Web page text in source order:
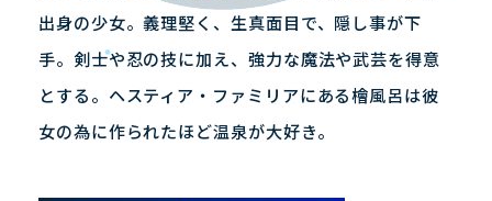
JP EN
出身の少女。義理堅く、生真面目で、隠し事が下
手。剣士や忍の技に加え、強力な魔法や武芸を得意
とする。ヘスティア・ファミリアにある檜風呂は彼
女の為に作られたほど温泉が大好き。